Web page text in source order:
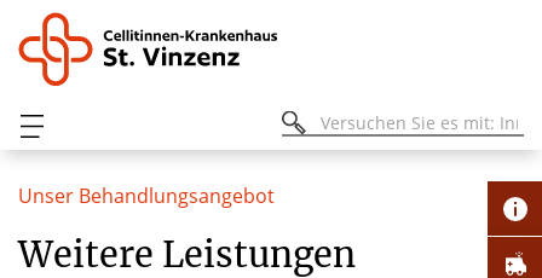
Unser Behandlungsangebot
Weitere Leistungen